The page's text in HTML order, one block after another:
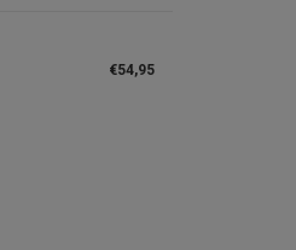
€54,95